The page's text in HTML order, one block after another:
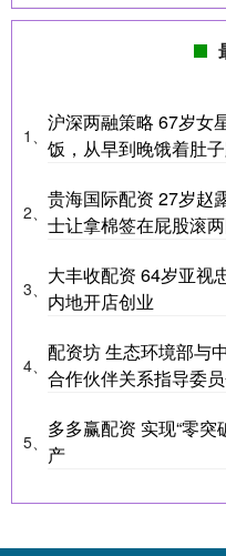
1、
沪深两融策略 67岁女
饭，从早到晚饿着肚
2、
贵海国际配资 27岁赵
士让拿棉签在屁股滚
3、
大丰收配资 64岁亚视
内地开店创业
4、
配资坊 生态环境部与
合作伙伴关系指导委
5、
多多赢配资 实现“零
产